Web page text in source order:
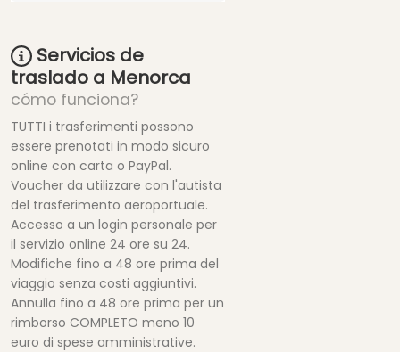
Servicios de
traslado a Menorca
cómo funciona?
TUTTI i trasferimenti possono
essere prenotati in modo sicuro
online con carta o PayPal.
Voucher da utilizzare con l'autista
del trasferimento aeroportuale.
Accesso a un login personale per
il servizio online 24 ore su 24.
Modifiche fino a 48 ore prima del
viaggio senza costi aggiuntivi.
Annulla fino a 48 ore prima per un
rimborso COMPLETO meno 10
euro di spese amministrative.